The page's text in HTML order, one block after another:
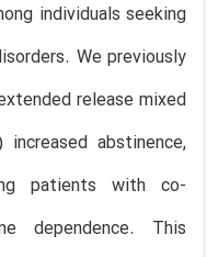
individuals seeking
We previously
release mixed
abstinence,
patients with co-
dependence. This